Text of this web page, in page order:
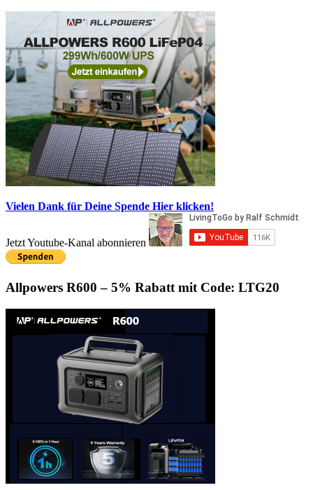
Vielen Dank für Deine Spende Hier klicken!
Jetzt Youtube-Kanal abonnieren
Allpowers R600 – 5% Rabatt mit Code: LTG20